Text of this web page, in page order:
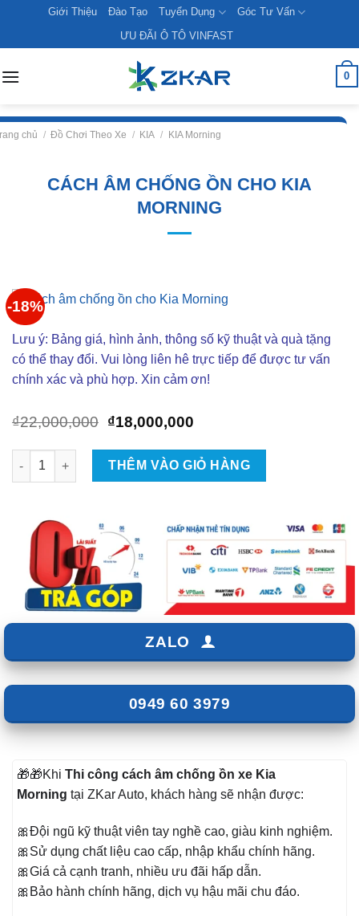
content
Giới Thiệu Đào Tạo Tuyển Dụng
Góc Tư Vấn
ƯU ĐÃI Ô TÔ VINFAST
0
chủ / Đồ Chơi Theo Xe / KIA / KIA Morning
CÁCH ÂM CHỐNG ỒN CHO KIA
MORNING
-18%
Lưu ý: Bảng giá, hình ảnh, thông số kỹ thuật và quà tặng
có thể thay đổi. Vui lòng liên hê trực tiếp để được tư vấn
chính xác và phù hợp. Xin cảm ơn!
₫22,000,000 Giá
là:
₫22,000,000.
₫18,000,000Giá
tại
là:
₫18,000,000.
Cách âm chống ồn cho Kia Morning số lượng
THÊM VÀO GIỎ HÀNG
ZALO
0949 60 3979
🎁🎁Khi Thi công cách âm chống ồn xe Kia
Morning tại ZKar Auto, khách hàng sẽ nhận được:
🎀Đội ngũ kỹ thuật viên tay nghề cao, giàu kinh nghiệm.
🎀Sử dụng chất liệu cao cấp, nhập khẩu chính hãng.
🎀Giá cả cạnh tranh, nhiều ưu đãi hấp dẫn.
🎀Bảo hành chính hãng, dịch vụ hậu mãi chu đáo.